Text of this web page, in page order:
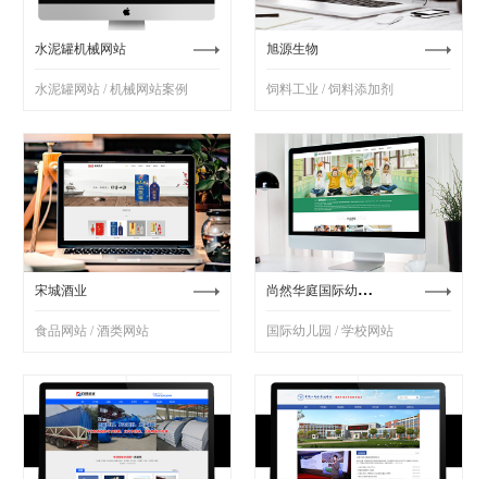
水泥罐机械网站
水泥罐网站 / 机械网站案例
旭源生物
饲料工业 / 饲料添加剂
宋城酒业
食品网站 / 酒类网站
尚然华庭国际幼儿园
国际幼儿园 / 学校网站